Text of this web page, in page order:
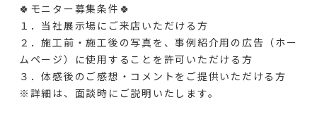
🍀モニター募集条件🍀
１．当社展示場にご来店いただける方
２．施工前・施工後の写真を、事例紹介用の広告（ホー
ムページ）に使用することを許可いただける方
３．体感後のご感想・コメントをご提供いただける方
※詳細は、面談時にご説明いたします。